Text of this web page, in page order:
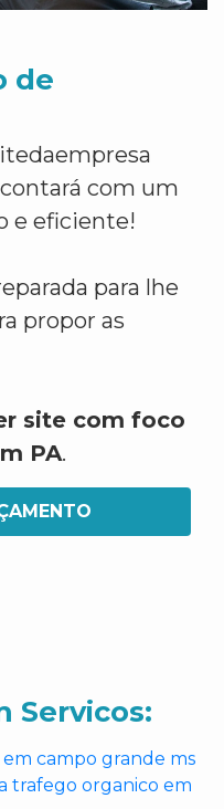
de
com um
e eficiente!
para lhe
propor as
site com foco
PA.
Servicos:
campo grande ms
trafego organico em